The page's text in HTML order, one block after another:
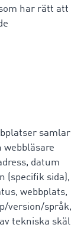
har rätt att
samlar
webbläsare
datum
(specifik sida),
webbplats,
version/språk,
tekniska skäl